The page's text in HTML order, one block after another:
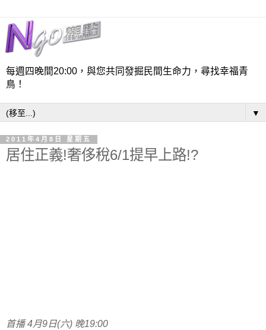
每週四晚間20:00，與您共同發掘民間生命力，尋找幸福青
鳥！
▼
2011年4月8日 星期五
居住正義!奢侈稅6/1提早上路!?
首播 4月9日(六) 晚19:00